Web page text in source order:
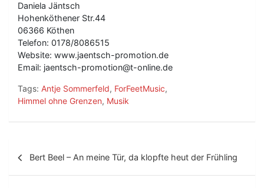
Daniela Jäntsch
Hohenköthener Str.44
06366 Köthen
Telefon: 0178/8086515
Website: www.jaentsch-promotion.de
Email: jaentsch-promotion@t-online.de
Tags: Antje Sommerfeld, ForFeetMusic,
Himmel ohne Grenzen, Musik
Bert Beel – An meine Tür, da klopfte heut der Frühling